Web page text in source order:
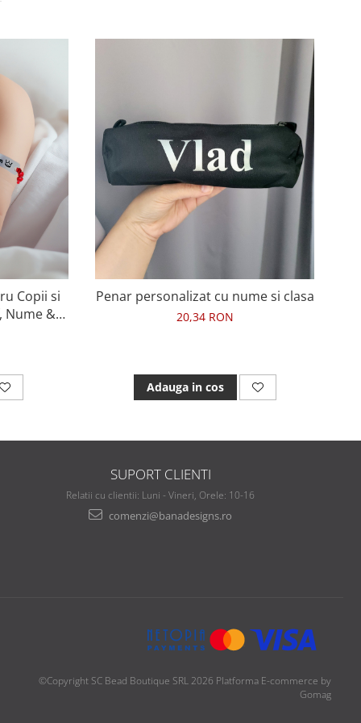
Copii si
Nume &
Penar personalizat cu nume si clasa
20,34 RON
Adauga in cos
SUPORT CLIENTI
Relatii cu clientii: Luni - Vineri, Orele: 10-16
comenzi@banadesigns.ro
©Copyright SC Bead Boutique SRL 2026 Platforma E-commerce by
Gomag